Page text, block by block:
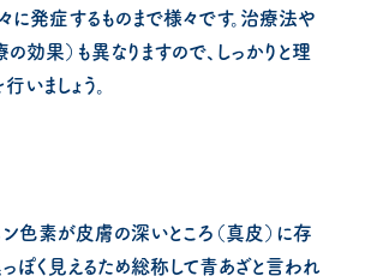
に発症するものまで様々です。治療法や
効果）も異なりますので、しっかりと理
いましょう。
色素が皮膚の深いところ（真皮）に存
ぽく見えるため総称して青あざと言われ